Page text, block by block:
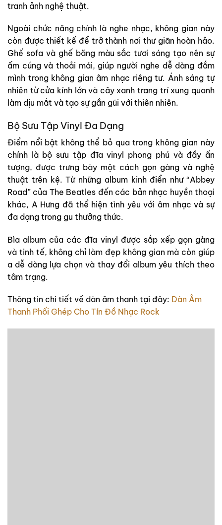
tranh ảnh nghệ thuật.
Ngoài chức năng chính là nghe nhạc, không gian này
còn được thiết kế để trở thành nơi thư giãn hoàn hảo.
Ghế sofa và ghế băng màu sắc tươi sáng tạo nên sự
ấm cúng và thoải mái, giúp người nghe dễ dàng đắm
mình trong không gian âm nhạc riêng tư. Ánh sáng tự
nhiên từ cửa kính lớn và cây xanh trang trí xung quanh
làm dịu mắt và tạo sự gần gũi với thiên nhiên.
Bộ Sưu Tập Vinyl Đa Dạng
Điểm nổi bật không thể bỏ qua trong không gian này
chính là bộ sưu tập đĩa vinyl phong phú và đầy ấn
tượng, được trưng bày một cách gọn gàng và nghệ
thuật trên kệ. Từ những album kinh điển như “Abbey
Road” của The Beatles đến các bản nhạc huyền thoại
khác, A Hưng đã thể hiện tình yêu với âm nhạc và sự
đa dạng trong gu thưởng thức.
Bìa album của các đĩa vinyl được sắp xếp gọn gàng
và tinh tế, không chỉ làm đẹp không gian mà còn giúp
a dễ dàng lựa chọn và thay đổi album yêu thích theo
tâm trạng.
Thông tin chi tiết về dàn âm thanh tại đây: Dàn Âm
Thanh Phối Ghép Cho Tín Đồ Nhạc Rock